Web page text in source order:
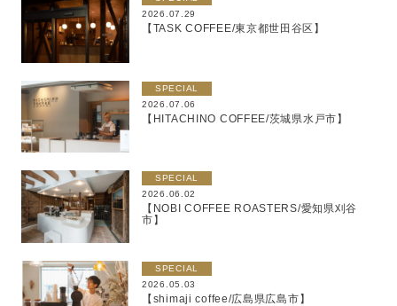
2026.07.29
【TASK COFFEE/東京都世田谷区】
SPECIAL
2026.07.06
【HITACHINO COFFEE/茨城県水戸市】
SPECIAL
2026.06.02
【NOBI COFFEE ROASTERS/愛知県刈谷
市】
SPECIAL
2026.05.03
【shimaji coffee/広島県広島市】